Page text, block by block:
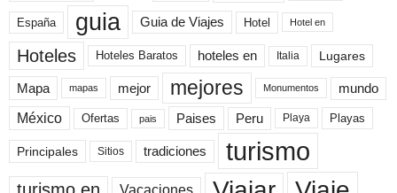
España guia Guia de Viajes Hotel Hotel en
Hoteles Hoteles Baratos hoteles en Italia Lugares
Mapa mapas mejor mejores Monumentos mundo
México Ofertas pais Paises Peru Playa Playas
Principales Sitios tradiciones turismo